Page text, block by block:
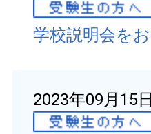
学校説明会を
2023年09月15日